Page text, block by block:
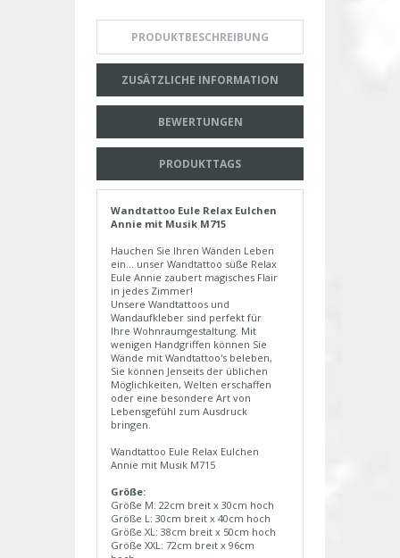
PRODUKTBESCHREIBUNG
ZUSÄTZLICHE INFORMATION
BEWERTUNGEN
PRODUKTTAGS
Wandtattoo Eule Relax Eulchen
Annie mit Musik M715
Hauchen Sie Ihren Wänden Leben
ein... unser Wandtattoo süße Relax
Eule Annie zaubert magisches Flair
in jedes Zimmer!
Unsere Wandtattoos und
Wandaufkleber sind perfekt für
Ihre Wohnraumgestaltung. Mit
wenigen Handgriffen können Sie
Wände mit Wandtattoo's beleben,
Sie können Jenseits der üblichen
Möglichkeiten, Welten erschaffen
oder eine besondere Art von
Lebensgefühl zum Ausdruck
bringen.
Wandtattoo Eule Relax Eulchen
Annie mit Musik M715
Größe:
Größe M: 22cm breit x 30cm hoch
Größe L: 30cm breit x 40cm hoch
Größe XL: 38cm breit x 50cm hoch
Größe XXL: 72cm breit x 96cm